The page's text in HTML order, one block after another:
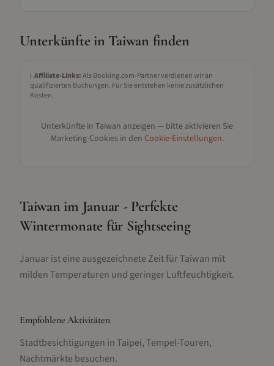
Unterkünfte in Taiwan finden
ℹ️ Affiliate-Links:Als Booking.com-Partner verdienen wir an
qualifizierten Buchungen. Für Sie entstehen keine zusätzlichen
Kosten.
Unterkünfte in Taiwan anzeigen — bitte aktivieren Sie
Marketing-Cookies in den Cookie-Einstellungen.
Taiwan im Januar - Perfekte
Wintermonate für Sightseeing
Januar ist eine ausgezeichnete Zeit für Taiwan mit
milden Temperaturen und geringer Luftfeuchtigkeit.
Empfohlene Aktivitäten
Stadtbesichtigungen in Taipei, Tempel-Touren,
Nachtmärkte besuchen.